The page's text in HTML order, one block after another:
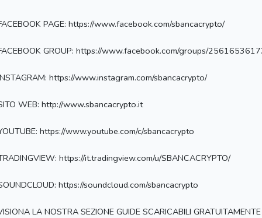
PAGE: https://www.facebook.com/sbancacrypto/
GROUP: https://www.facebook.com/groups/
https://www.instagram.com/sbancacrypto/
WEB: http://www.sbancacrypto.it
https://www.youtube.com/c/sbancacrypto
https://it.tradingview.com/u/SBANCACRYPTO/
https://soundcloud.com/sbancacrypto
LA NOSTRA SEZIONE GUIDE SCARICABILI GRATUITAMENTE